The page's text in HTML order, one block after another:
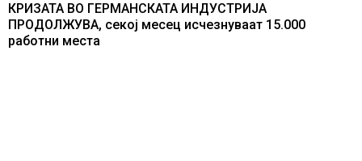
КРИЗАТА ВО ГЕРМАНСКАТА ИНДУСТРИЈА
ПРОДОЛЖУВА, секој месец исчезнуваат 15.000
работни места